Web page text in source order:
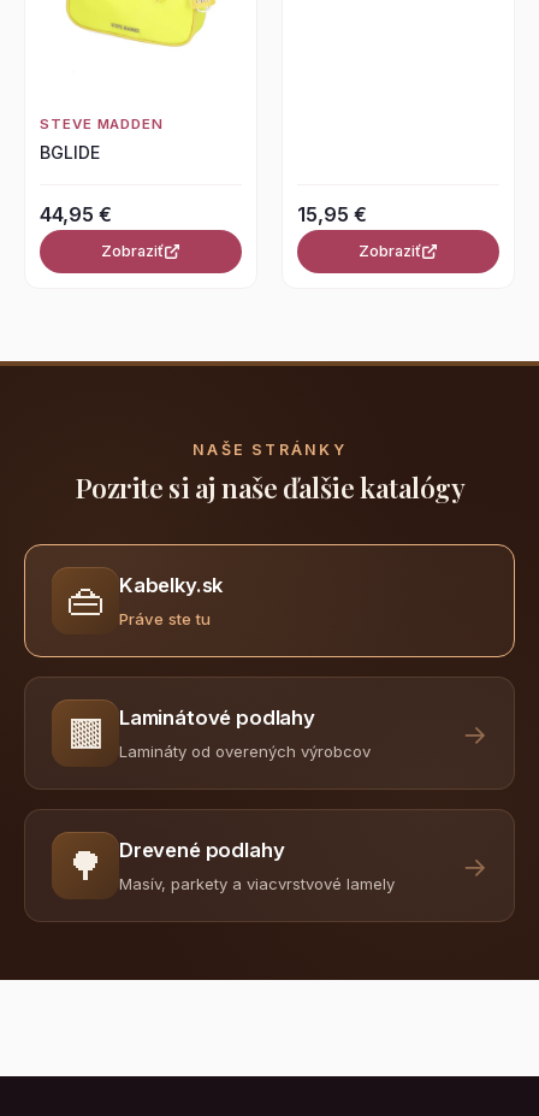
STEVE MADDEN
BGLIDE
44,95 €
Zobraziť
15,95 €
Zobraziť
NAŠE STRÁNKY
Pozrite si aj naše ďalšie katalógy
👜 Kabelky.sk
Práve ste tu
🟫 Laminátové podlahy
Lamináty od overených výrobcov
→
🌳 Drevené podlahy
Masív, parkety a viacvrstvové lamely
→